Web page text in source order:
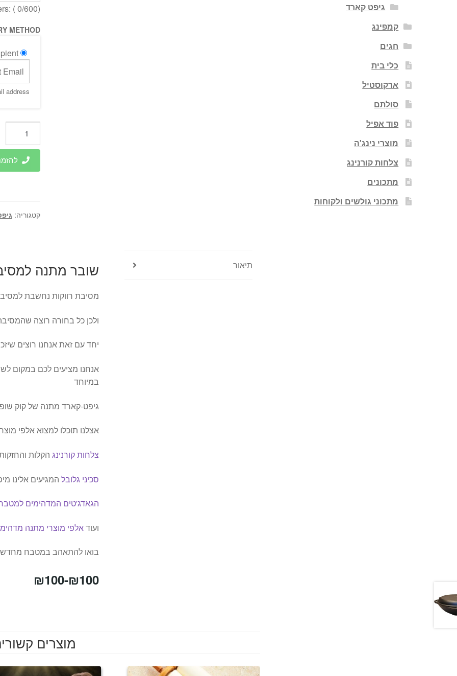
(0/600)
METHOD
address
שובר
מתנה
קטגוריה:
תיאור שובר מתנה
מסיבת רווקות נחשבת
ולכן כל בחורה רוצה
יחד עם זאת אנחנו רוצים
אנחנו מציעים לכם במקום
במיוחד
גיפט-קארד מתנה של קוק
אצלנו תוכלו למצוא אלפי
צלחות קורנינג הקלות
סכיני גלובל המגיעים אלינו
הגאדג'טים המדהימים
ועודאלפי מוצרי מתנה
בואו להתאהב במטבח מחדש
₪100
-
₪100
מוצרים
גיפט קארד
קמפינג
חגים
כלי בית
ארקוסטיל
סולתם
פוד אפיל
מוצרי נינג'ה
צלחות קורנינג
מתכונים
מתכוני גולשים ולקוחות